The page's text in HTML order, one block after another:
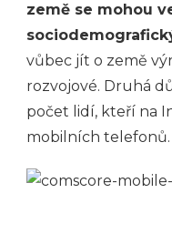
země se mohou
vůbec jít o země
rozvojové. Druhá
počet lidí, kteří na
mobilních telefonů.